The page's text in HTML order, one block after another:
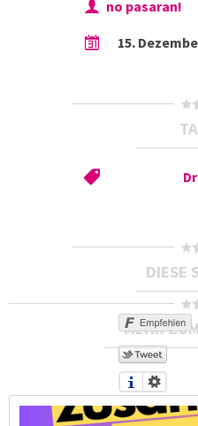
no pasaran!
15.
DIESE
Mit
MEHR